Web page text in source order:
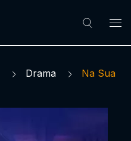
Drama
Na Sua